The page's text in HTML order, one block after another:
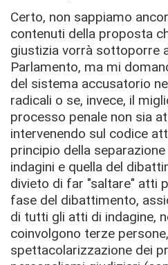
Certo, non sappiamo
contenuti della proposta
giustizia vorrà sottoporre
Parlamento, ma mi
del sistema accusatorio
radicali o se, invece, il
processo penale non sia
intervenendo sul codice
principio della
indagini e quella del
divieto di far "saltare" atti
fase del dibattimento,
di tutti gli atti di indagine,
coinvolgono terze
spettacolarizzazione dei